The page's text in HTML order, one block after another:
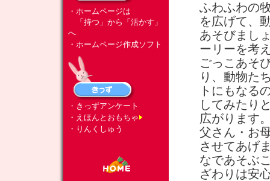
・ホームページは
「持つ」から「活かす」
へ
・ホームページ作成ソフト
・きっずアンケート
・えほんとおもちゃ
・りんくしゅう
ふわふわの
を広げて、
あそびまし
ーリーを考
ごっこあそ
り、動物た
トにもなる
してみたり
広がります
父さん・お
させてあげ
なであそぶ
ざわりは安